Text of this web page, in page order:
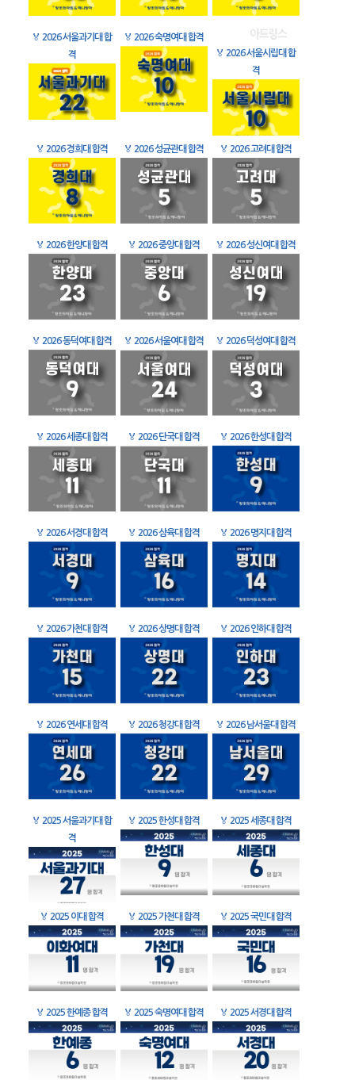
🏅 2026 서울과기대 합
격
🏅 2026 숙명여대 합격
🏅 2026 서울시립대 합
격
🏅 2026 경희대 합격 🏅 2026 성균관대 합격 🏅 2026 고려대 합격
🏅 2026 한양대 합격 🏅 2026 중앙대 합격 🏅 2026 성신여대 합격
🏅 2026 동덕여대 합격 🏅 2026 서울여대 합격 🏅 2026 덕성여대 합격
🏅 2026 세종대 합격 🏅 2026 단국대 합격 🏅 2026 한성대 합격
🏅 2026 서경대 합격 🏅 2026 삼육대 합격 🏅 2026 명지대 합격
🏅 2026 가천대 합격 🏅 2026 상명대 합격 🏅 2026 인하대 합격
🏅 2026 연세대 합격 🏅 2026 청강대 합격 🏅 2026 남서울대 합격
🏅 2025 서울과기대 합
격
🏅 2025 한성대 합격 🏅 2025 세종대 합격
🏅 2025 이대 합격 🏅 2025 가천대 합격 🏅 2025 국민대 합격
🏅 2025 한예종 합격 🏅 2025 숙명여대 합격 🏅 2025 서경대 합격